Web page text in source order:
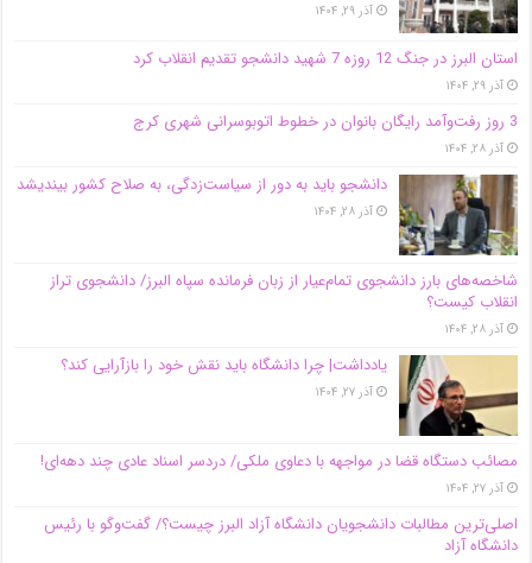
آذر ۲۹, ۱۴۰۴
استان البرز در جنگ 12 روزه 7 شهید دانشجو تقدیم انقلاب کرد
آذر ۲۹, ۱۴۰۴
3 روز رفت‌وآمد رایگان بانوان در خطوط اتوبوسرانی شهری کرج
آذر ۲۸, ۱۴۰۴
دانشجو باید به دور از سیاست‌زدگی، به صلاح کشور بیندیشد
آذر ۲۸, ۱۴۰۴
شاخصه‌های بارز دانشجوی تمام‌عیار از زبان فرمانده سپاه البرز/ دانشجوی تراز
انقلاب کیست؟
آذر ۲۸, ۱۴۰۴
یادداشت| چرا دانشگاه باید نقش خود را بازآرایی کند؟
آذر ۲۷, ۱۴۰۴
مصائب دستگاه قضا در مواجهه با دعاوی ملکی/ دردسر اسناد عادی چند‌ دهه‌ای!
آذر ۲۷, ۱۴۰۴
اصلی‌ترین مطالبات دانشجویان دانشگاه آزاد البرز چیست؟/ گفت‌وگو با رئیس
دانشگاه آز‌اد